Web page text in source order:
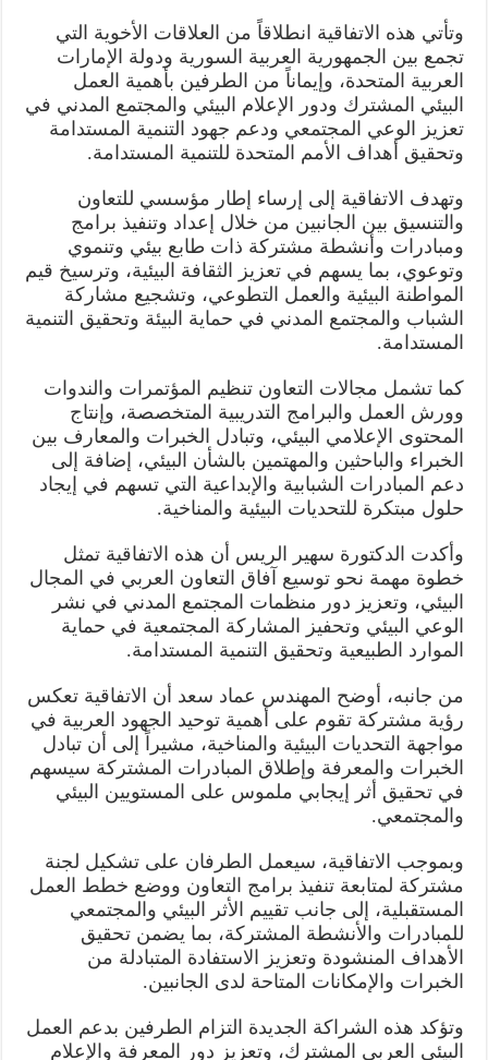
وتأتي هذه الاتفاقية انطلاقاً من العلاقات الأخوية التي
تجمع بين الجمهورية العربية السورية ودولة الإمارات
العربية المتحدة، وإيماناً من الطرفين بأهمية العمل
البيئي المشترك ودور الإعلام البيئي والمجتمع المدني في
تعزيز الوعي المجتمعي ودعم جهود التنمية المستدامة
وتحقيق أهداف الأمم المتحدة للتنمية المستدامة.
وتهدف الاتفاقية إلى إرساء إطار مؤسسي للتعاون
والتنسيق بين الجانبين من خلال إعداد وتنفيذ برامج
ومبادرات وأنشطة مشتركة ذات طابع بيئي وتنموي
وتوعوي، بما يسهم في تعزيز الثقافة البيئية، وترسيخ قيم
المواطنة البيئية والعمل التطوعي، وتشجيع مشاركة
الشباب والمجتمع المدني في حماية البيئة وتحقيق التنمية
المستدامة.
كما تشمل مجالات التعاون تنظيم المؤتمرات والندوات
وورش العمل والبرامج التدريبية المتخصصة، وإنتاج
المحتوى الإعلامي البيئي، وتبادل الخبرات والمعارف بين
الخبراء والباحثين والمهتمين بالشأن البيئي، إضافة إلى
دعم المبادرات الشبابية والإبداعية التي تسهم في إيجاد
حلول مبتكرة للتحديات البيئية والمناخية.
وأكدت الدكتورة سهير الريس أن هذه الاتفاقية تمثل
خطوة مهمة نحو توسيع آفاق التعاون العربي في المجال
البيئي، وتعزيز دور منظمات المجتمع المدني في نشر
الوعي البيئي وتحفيز المشاركة المجتمعية في حماية
الموارد الطبيعية وتحقيق التنمية المستدامة.
من جانبه، أوضح المهندس عماد سعد أن الاتفاقية تعكس
رؤية مشتركة تقوم على أهمية توحيد الجهود العربية في
مواجهة التحديات البيئية والمناخية، مشيراً إلى أن تبادل
الخبرات والمعرفة وإطلاق المبادرات المشتركة سيسهم
في تحقيق أثر إيجابي ملموس على المستويين البيئي
والمجتمعي.
وبموجب الاتفاقية، سيعمل الطرفان على تشكيل لجنة
مشتركة لمتابعة تنفيذ برامج التعاون ووضع خطط العمل
المستقبلية، إلى جانب تقييم الأثر البيئي والمجتمعي
للمبادرات والأنشطة المشتركة، بما يضمن تحقيق
الأهداف المنشودة وتعزيز الاستفادة المتبادلة من
الخبرات والإمكانات المتاحة لدى الجانبين.
وتؤكد هذه الشراكة الجديدة التزام الطرفين بدعم العمل
البيئي العربي المشترك، وتعزيز دور المعرفة والإعلام